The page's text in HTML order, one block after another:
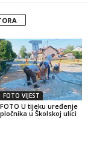
FOTO VIJEST
FOTO U tijeku uređenje
pločnika u Školskoj ulici